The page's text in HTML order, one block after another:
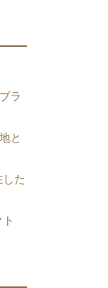
ラ
と
た